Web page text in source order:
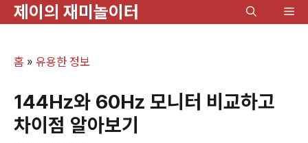
제이의 재미놀이터
메
홈 » 유용한 정보
144Hz와 60Hz 모니터 비교하고
차이점 알아보기